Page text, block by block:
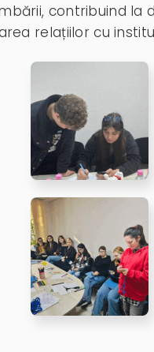
contribuind la
relațiilor cu